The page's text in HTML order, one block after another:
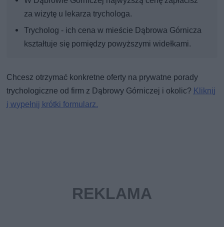
za wizytę u lekarza trychologa.
Trycholog - ich cena w mieście Dąbrowa Górnicza
kształtuje się pomiędzy powyższymi widełkami.
Chcesz otrzymać konkretne oferty na prywatne porady
trychologiczne od firm z Dąbrowy Górniczej i okolic? Kliknij
i wypełnij krótki formularz.